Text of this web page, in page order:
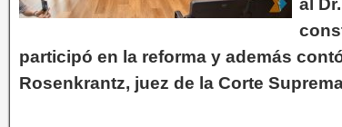
al
participó en la reforma y además
Rosenkrantz, juez de la Corte